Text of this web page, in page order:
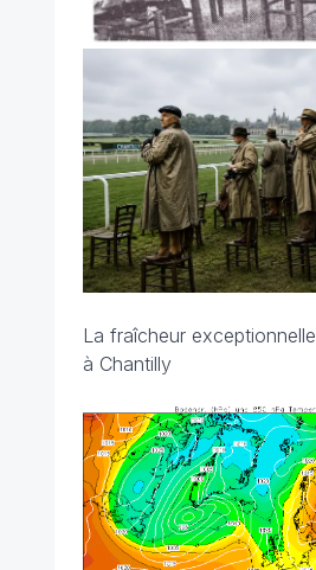
La fraîcheur exceptionnelle
à Chantilly